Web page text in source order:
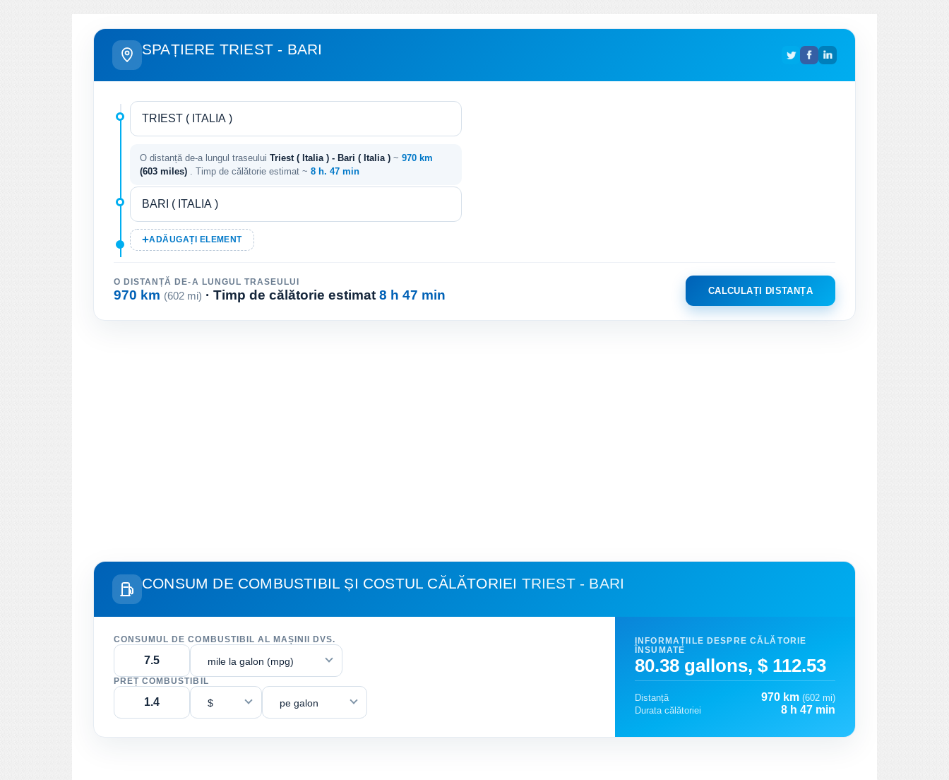
SPAȚIERE TRIEST - BARI
O distanță de-a lungul traseului Triest ( Italia ) - Bari ( Italia ) ~ 970 km
(603 miles)
. Timp de călătorie estimat ~ 8 h. 47 min
ADĂUGAȚI ELEMENT
O DISTANȚĂ DE-A LUNGUL TRASEULUI
970 km (602 mi) · Timp de călătorie estimat 8 h 47 min CALCULAȚI DISTANȚA
CONSUM DE COMBUSTIBIL ȘI COSTUL CĂLĂTORIEI TRIEST - BARI
CONSUMUL DE COMBUSTIBIL AL MAȘINII DVS.
mile la galon (mpg)
PREȚ COMBUSTIBIL
$ pe galon
INFORMAȚIILE DESPRE CĂLĂTORIE
ÎNSUMATE
80.38 gallons, $ 112.53
Distanță 970 km (602 mi)
Durata călătoriei
8 h 47 min